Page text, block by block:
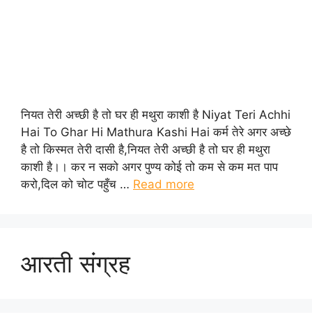
नियत तेरी अच्छी है तो घर ही मथुरा काशी है Niyat Teri Achhi
Hai To Ghar Hi Mathura Kashi Hai कर्म तेरे अगर अच्छे
है तो किस्मत तेरी दासी है,नियत तेरी अच्छी है तो घर ही मथुरा
काशी है।। कर न सको अगर पुण्य कोई तो कम से कम मत पाप
करो,दिल को चोट पहुँच … Read more
आरती संग्रह